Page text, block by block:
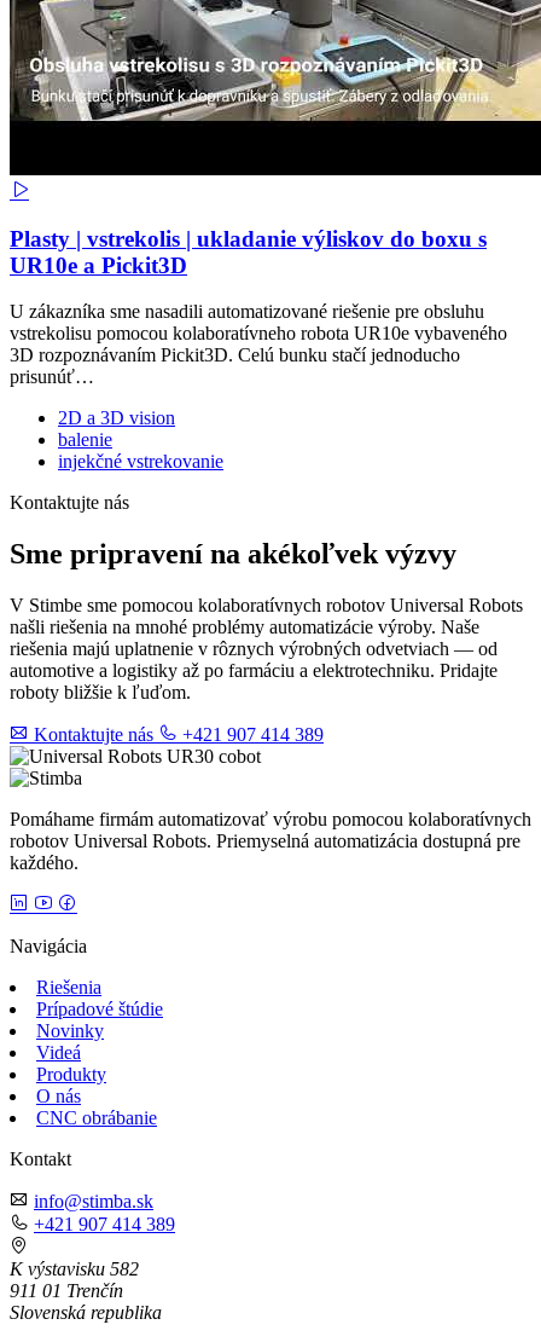
Plasty | vstrekolis | ukladanie výliskov do boxu s
UR10e a Pickit3D
U zákazníka sme nasadili automatizované riešenie pre obsluhu
vstrekolisu pomocou kolaboratívneho robota UR10e vybaveného
3D rozpoznávaním Pickit3D. Celú bunku stačí jednoducho
prisunúť…
2D a 3D vision
balenie
injekčné vstrekovanie
Kontaktujte nás
Sme pripravení na akékoľvek výzvy
V Stimbe sme pomocou kolaboratívnych robotov Universal Robots
našli riešenia na mnohé problémy automatizácie výroby. Naše
riešenia majú uplatnenie v rôznych výrobných odvetviach — od
automotive a logistiky až po farmáciu a elektrotechniku. Pridajte
roboty bližšie k ľuďom.
Kontaktujte nás +421 907 414 389
Pomáhame firmám automatizovať výrobu pomocou kolaboratívnych
robotov Universal Robots. Priemyselná automatizácia dostupná pre
každého.
Navigácia
Riešenia
Prípadové štúdie
Novinky
Videá
Produkty
O nás
CNC obrábanie
Kontakt
info@stimba.sk
+421 907 414 389
K výstavisku 582
911 01 Trenčín
Slovenská republika